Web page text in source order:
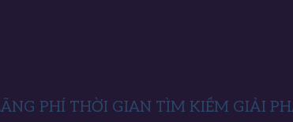
PHÍ THỜI GIAN TÌM KIẾM GIẢI